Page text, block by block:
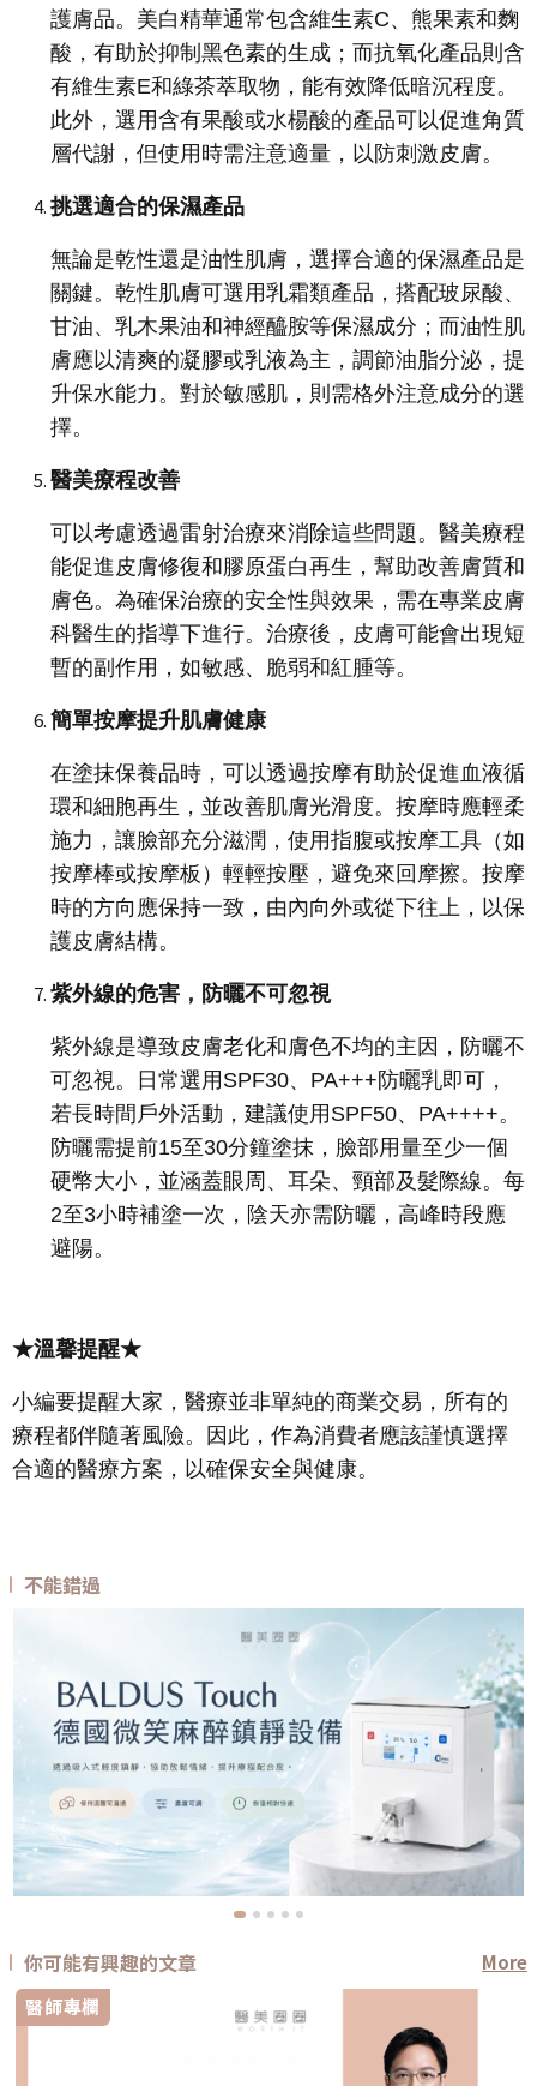
護膚品。美白精華通常包含維生素C、熊果素和麴
酸，有助於抑制黑色素的生成；而抗氧化產品則含
有維生素E和綠茶萃取物，能有效降低暗沉程度。
此外，選用含有果酸或水楊酸的產品可以促進角質
層代謝，但使用時需注意適量，以防刺激皮膚。
挑選適合的保濕產品
無論是乾性還是油性肌膚，選擇合適的保濕產品是
關鍵。乾性肌膚可選用乳霜類產品，搭配玻尿酸、
甘油、乳木果油和神經醯胺等保濕成分；而油性肌
膚應以清爽的凝膠或乳液為主，調節油脂分泌，提
升保水能力。對於敏感肌，則需格外注意成分的選
擇。
醫美療程改善
可以考慮透過雷射治療來消除這些問題。醫美療程
能促進皮膚修復和膠原蛋白再生，幫助改善膚質和
膚色。為確保治療的安全性與效果，需在專業皮膚
科醫生的指導下進行。治療後，皮膚可能會出現短
暫的副作用，如敏感、脆弱和紅腫等。
簡單按摩提升肌膚健康
在塗抹保養品時，可以透過按摩有助於促進血液循
環和細胞再生，並改善肌膚光滑度。按摩時應輕柔
施力，讓臉部充分滋潤，使用指腹或按摩工具（如
按摩棒或按摩板）輕輕按壓，避免來回摩擦。按摩
時的方向應保持一致，由內向外或從下往上，以保
護皮膚結構。
紫外線的危害，防曬不可忽視
紫外線是導致皮膚老化和膚色不均的主因，防曬不
可忽視。日常選用SPF30、PA+++防曬乳即可，
若長時間戶外活動，建議使用SPF50、PA++++。
防曬需提前15至30分鐘塗抹，臉部用量至少一個
硬幣大小，並涵蓋眼周、耳朵、頸部及髮際線。每
2至3小時補塗一次，陰天亦需防曬，高峰時段應
避陽。
★溫馨提醒★
小編要提醒大家，醫療並非單純的商業交易，所有的
療程都伴隨著風險。因此，作為消費者應該謹慎選擇
合適的醫療方案，以確保安全與健康。
不能錯過
你可能有興趣的文章
More
醫師專欄